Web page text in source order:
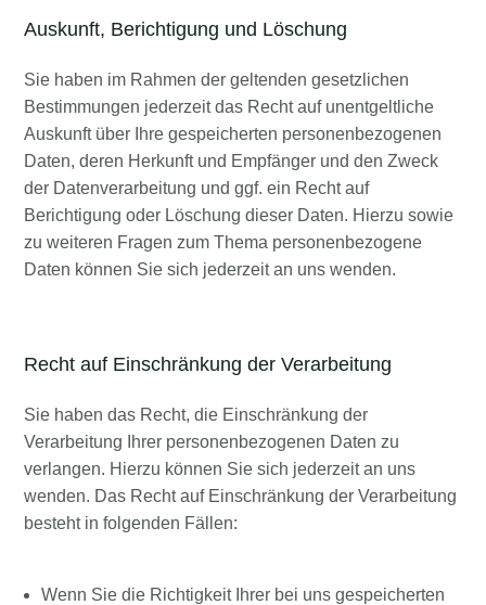
Auskunft, Berichtigung und Löschung
Sie haben im Rahmen der geltenden gesetzlichen
Bestimmungen jederzeit das Recht auf unentgeltliche
Auskunft über Ihre gespeicherten personenbezogenen
Daten, deren Herkunft und Empfänger und den Zweck
der Datenverarbeitung und ggf. ein Recht auf
Berichtigung oder Löschung dieser Daten. Hierzu sowie
zu weiteren Fragen zum Thema personenbezogene
Daten können Sie sich jederzeit an uns wenden.
Recht auf Einschränkung der Verarbeitung
Sie haben das Recht, die Einschränkung der
Verarbeitung Ihrer personenbezogenen Daten zu
verlangen. Hierzu können Sie sich jederzeit an uns
wenden. Das Recht auf Einschränkung der Verarbeitung
besteht in folgenden Fällen:
Wenn Sie die Richtigkeit Ihrer bei uns gespeicherten